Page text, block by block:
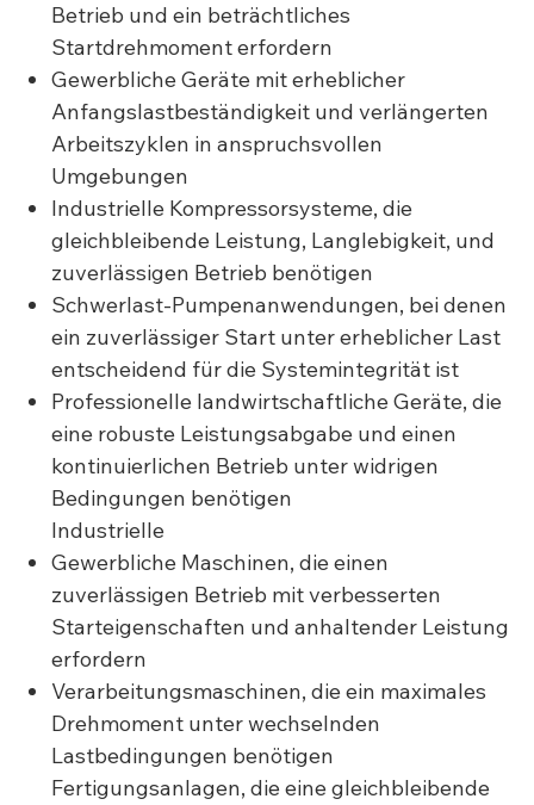
Betrieb und ein beträchtliches
Startdrehmoment erfordern
Gewerbliche Geräte mit erheblicher
Anfangslastbeständigkeit und verlängerten
Arbeitszyklen in anspruchsvollen
Umgebungen
Industrielle Kompressorsysteme, die
gleichbleibende Leistung, Langlebigkeit, und
zuverlässigen Betrieb benötigen
Schwerlast-Pumpenanwendungen, bei denen
ein zuverlässiger Start unter erheblicher Last
entscheidend für die Systemintegrität ist
Professionelle landwirtschaftliche Geräte, die
eine robuste Leistungsabgabe und einen
kontinuierlichen Betrieb unter widrigen
Bedingungen benötigen
Industrielle
Gewerbliche Maschinen, die einen
zuverlässigen Betrieb mit verbesserten
Starteigenschaften und anhaltender Leistung
erfordern
Verarbeitungsmaschinen, die ein maximales
Drehmoment unter wechselnden
Lastbedingungen benötigen
Fertigungsanlagen, die eine gleichbleibende